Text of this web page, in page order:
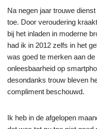
Na negen jaar trouwe
toe. Door veroudering
bij het inladen in moderne
had ik in 2012 zelfs in het
was goed te merken aan
onleesbaarheid op
desondanks trouw bleven
compliment beschouwd.
Ik heb in de afgelopen